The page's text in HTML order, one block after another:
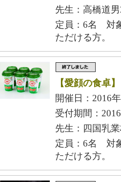
先生：高橋道
定員：6名 対
ただける方。
【愛顔の食卓
開催日：2016
受付期間：
先生：四国乳
定員：6名 対
ただける方。